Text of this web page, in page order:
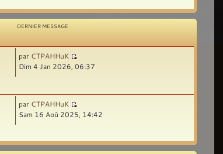
DERNIER MESSAGE
par CTPAHHuK
Dim 4 Jan 2026, 06:37
par CTPAHHuK
Sam 16 Aoû 2025, 14:42